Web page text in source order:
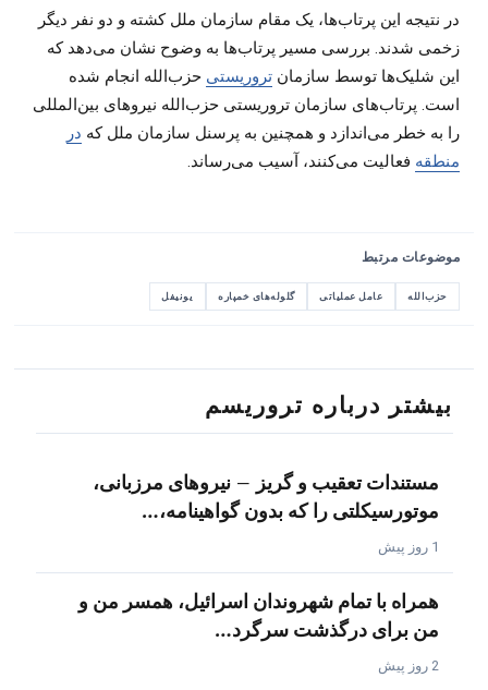
در نتیجه این پرتاب‌ها، یک مقام سازمان ملل کشته و دو نفر دیگر
زخمی شدند. بررسی مسیر پرتاب‌ها به وضوح نشان می‌دهد که
این شلیک‌ها توسط سازمان تروریستی حزب‌الله انجام شده
است. پرتاب‌های سازمان تروریستی حزب‌الله نیروهای بین‌المللی
را به خطر می‌اندازد و همچنین به پرسنل سازمان ملل که در
منطقه فعالیت می‌کنند، آسیب می‌رساند.
موضوعات مرتبط
حزب‌الله عامل عملیاتی گلوله‌های خمپاره یونیفل
بیشتر درباره تروریسم
مستندات تعقیب و گریز – نیروهای مرزبانی،
موتورسیکلتی را که بدون گواهینامه،…
1 روز پیش
همراه با تمام شهروندان اسرائیل، همسر من و
من برای درگذشت سرگرد…
2 روز پیش